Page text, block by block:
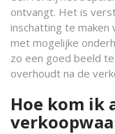
ontvangt. Het is
inschatting te maken
met mogelijke
zo een goed beeld
overhoudt na de
Hoe kom ik